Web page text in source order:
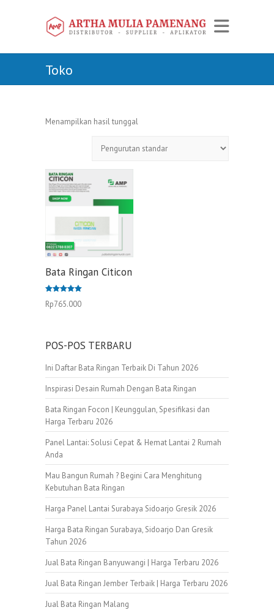
Toko
Menampilkan hasil tunggal
Bata Ringan Citicon
5.00
Rp765.000
POS-POS TERBARU
Ini Daftar Bata Ringan Terbaik Di Tahun 2026
Inspirasi Desain Rumah Dengan Bata Ringan
Bata Ringan Focon | Keunggulan, Spesifikasi dan
Harga Terbaru 2026
Panel Lantai: Solusi Cepat & Hemat Lantai 2 Rumah
Anda
Mau Bangun Rumah ? Begini Cara Menghitung
Kebutuhan Bata Ringan
Harga Panel Lantai Surabaya Sidoarjo Gresik 2026
Harga Bata Ringan Surabaya, Sidoarjo Dan Gresik
Tahun 2026
Jual Bata Ringan Banyuwangi | Harga Terbaru 2026
Jual Bata Ringan Jember Terbaik | Harga Terbaru 2026
Jual Bata Ringan Malang